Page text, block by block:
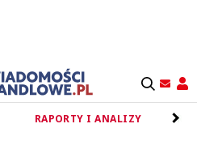
RAPORTY I ANALIZY